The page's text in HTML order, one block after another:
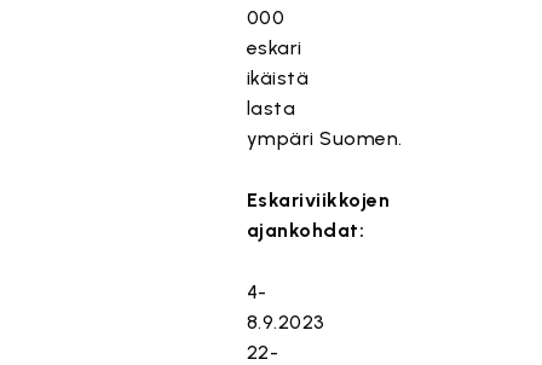
000
eskari
ikäistä
lasta
ympäri Suomen.
Eskariviikkojen
ajankohdat:
4-
8.9.2023
22-